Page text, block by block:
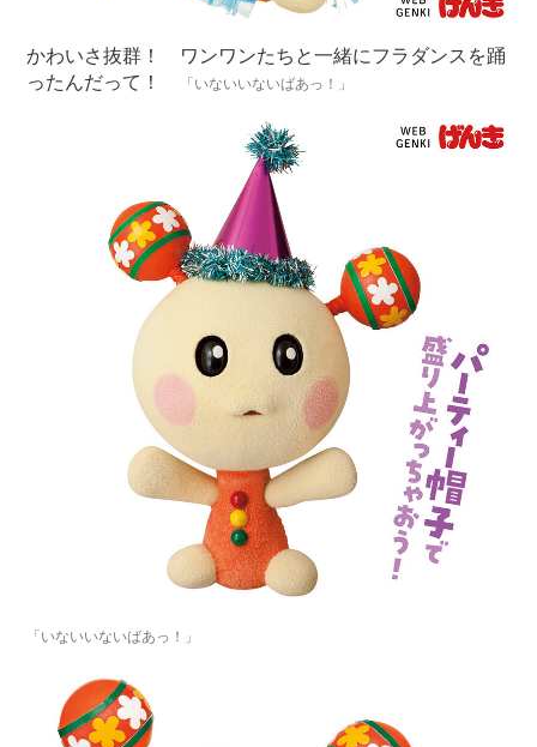
かわいさ抜群！ ワンワンたちと一緒にフラダンスを踊
ったんだって！
「いないいないばあっ！」
「いないいないばあっ！」